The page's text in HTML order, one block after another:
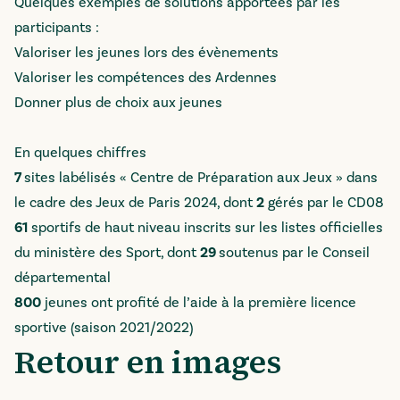
participants :
Valoriser les jeunes lors des évènements
Valoriser les compétences des Ardennes
Donner plus de choix aux jeunes
En quelques chiffres
7sites labélisés « Centre de Préparation aux Jeux » dans
le cadre des Jeux de Paris 2024, dont2 gérés par le CD08
61 sportifs de haut niveau inscrits sur les listes officielles
du ministère des Sport, dont29soutenus par le Conseil
départemental
800 jeunes ont profité de l’aide à la première licence
sportive (saison 2021/2022)
Retour en images